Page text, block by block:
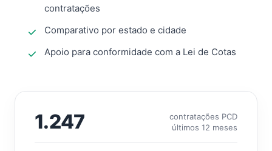
contratações
Comparativo por estado e cidade
Apoio para conformidade com a Lei de Cotas
1.247
contratações PCD
últimos 12 meses